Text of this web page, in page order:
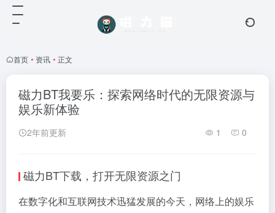
首页 • 资讯 • 正文
磁力BT我要乐：探索网络时代的无限资源与
娱乐新体验
2年前更新 1 0
磁力BT下载，打开无限资源之门
在数字化和互联网技术迅猛发展的今天，网络上的娱乐